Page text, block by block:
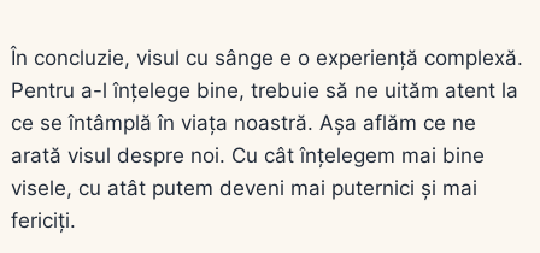
În concluzie, visul cu sânge e o experiență complexă.
Pentru a-l înțelege bine, trebuie să ne uităm atent la
ce se întâmplă în viața noastră. Așa aflăm ce ne
arată visul despre noi. Cu cât înțelegem mai bine
visele, cu atât putem deveni mai puternici și mai
fericiți.